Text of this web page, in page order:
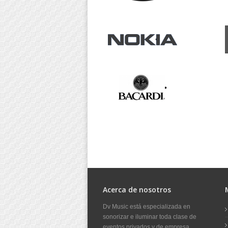
Acerca de nosotros
Dv Music está especializada en
sonorizar e iluminar toda clase de